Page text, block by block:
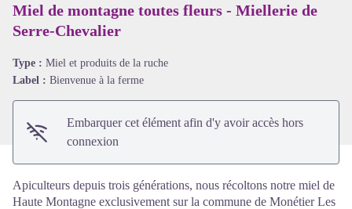
Miel de montagne toutes fleurs - Miellerie de
Serre-Chevalier
Type : Miel et produits de la ruche
Label : Bienvenue à la ferme
Embarquer cet élément afin d'y avoir accès hors
connexion
Apiculteurs depuis trois générations, nous récoltons notre miel de
Haute Montagne exclusivement sur la commune de Monétier Les